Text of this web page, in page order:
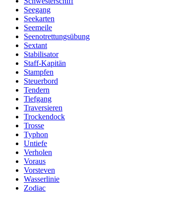
Seegang
Seekarten
Seemeile
Seenotrettungsübung
Sextant
Stabilisator
Staff-Kapitän
Stampfen
Steuerbord
Tendern
Tiefgang
Traversieren
Trockendock
Trosse
Typhon
Untiefe
Verholen
Voraus
Vorsteven
Wasserlinie
Zodiac